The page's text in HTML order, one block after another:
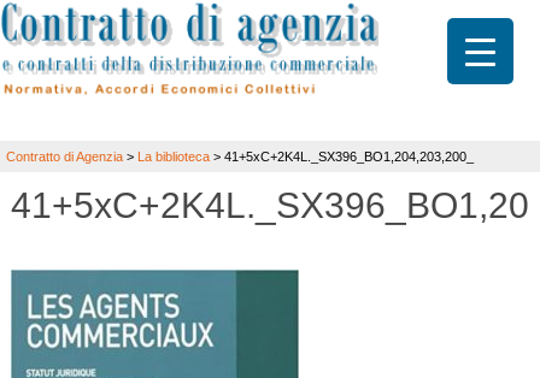
Contratto di Agenzia > La biblioteca > 41+5xC+2K4L._SX396_BO1,204,203,200_